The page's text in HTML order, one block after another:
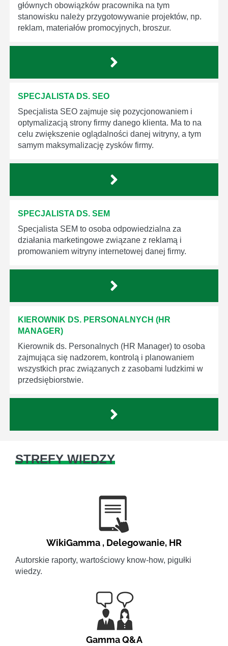
głównych obowiązków pracownika na tym
stanowisku należy przygotowywanie projektów, np.
reklam, materiałów promocyjnych, broszur.
SPECJALISTA DS. SEO
Specjalista SEO zajmuje się pozycjonowaniem i
optymalizacją strony firmy danego klienta. Ma to na
celu zwiększenie oglądalności danej witryny, a tym
samym maksymalizację zysków firmy.
SPECJALISTA DS. SEM
Specjalista SEM to osoba odpowiedzialna za
działania marketingowe związane z reklamą i
promowaniem witryny internetowej danej firmy.
KIEROWNIK DS. PERSONALNYCH (HR
MANAGER)
Kierownik ds. Personalnych (HR Manager) to osoba
zajmująca się nadzorem, kontrolą i planowaniem
wszystkich prac związanych z zasobami ludzkimi w
przedsiębiorstwie.
STREFY WIEDZY
WikiGamma , Delegowanie, HR
Autorskie raporty, wartościowy know-how, pigułki
wiedzy.
Gamma Q&A